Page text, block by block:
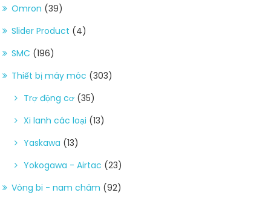
Omron (39)
Slider Product (4)
SMC (196)
Thiết bị máy móc (303)
Trợ động cơ (35)
Xi lanh các loại (13)
Yaskawa (13)
Yokogawa - Airtac (23)
Vòng bi - nam châm (92)